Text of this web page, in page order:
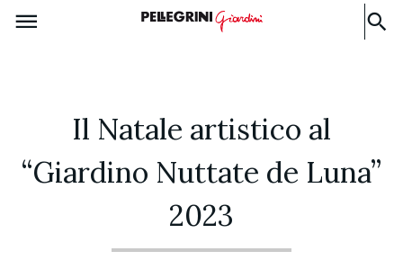
Il Natale artistico al
“Giardino Nuttate de Luna”
2023